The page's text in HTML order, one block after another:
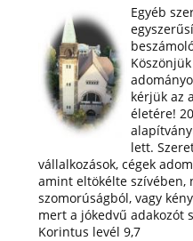
Egyéb
kérjük az
életére!
lett.
vállalkozások, cégek
amint eltökélte szívében,
szomorúságból, vagy
mert a jókedvű adakozót
Korintus levél 9,7